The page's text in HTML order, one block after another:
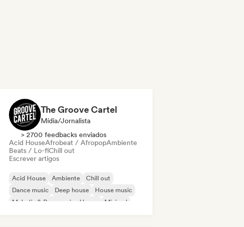
The Groove Cartel
Mídia/Jornalista
> 2700 feedbacks enviados
Acid HouseAfrobeat / AfropopAmbiente
Beats / Lo-fiChill out
Escrever artigos
Acid House Ambiente
Chill out
Dance music
Deep house
House music
Melodic & Progressive House
Minimal